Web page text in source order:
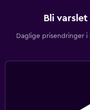
Bli
Daglige prisendringer i